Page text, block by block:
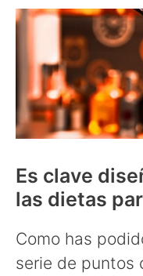
Es clave
las dietas
Como has
serie de puntos